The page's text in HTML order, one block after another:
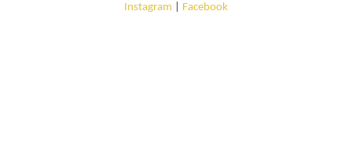
Instagram Facebook